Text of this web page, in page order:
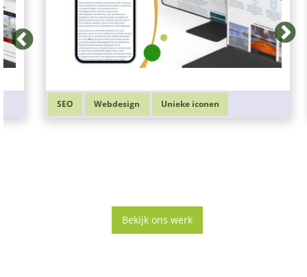
SEO Webdesign Unieke iconen
Bekijk ons werk